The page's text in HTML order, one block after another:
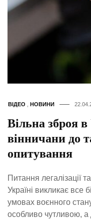
ВІДЕО НОВИНИ
Вільна зброя в
вінничани до
опитування
Питання легалізації
Україні викликає все
умовах воєнного
особливо чутливою,